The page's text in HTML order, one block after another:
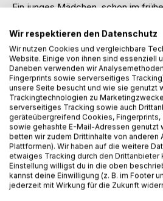
Ein junges Mädchen, schon im
fast allem in ihrem Leben, ihren
Familie.
Sie hat all ihre Erinnerungen
schnell auch nicht wieder zurück
Ihre Großtante Fiona versucht ihr
in dem sie ihr alles so gut es geht
junge Mädchen hat jedoch
ob es sich um die Wahrheit
Realität oder steckt mehr dahinter
möchte? Sie gibt ihr bestes, doch
dahinter erfolgreich enthüllen
sein lassen?
Wir respektieren den Datenschutz
Wir nutzen Cookies und vergleichbare
Website. Einige von ihnen sind essenziell
Daneben verwenden wir
Fingerprints sowie serverseitiges
unsere Seite besucht und wie sie genutzt
Trackingtechnologien zu
serverseitiges Tracking sowie auch
geräteübergreifend Cookies,
sowie gehashte E-Mail-Adressen genutzt
betten wir zudem Drittinhalte von anderen
Plattformen). Wir haben auf die weitere
etwaiges Tracking durch den Drittanbieter
Einstellung willigst du in die oben
kannst deine Einwilligung (z. B. im Footer
jederzeit mit Wirkung für die Zukunft